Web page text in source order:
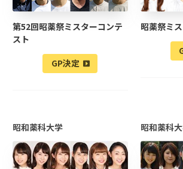
第52回昭薬祭ミスターコンテ
スト
GP決定
昭薬祭ミ
昭和薬科大学 昭和薬科